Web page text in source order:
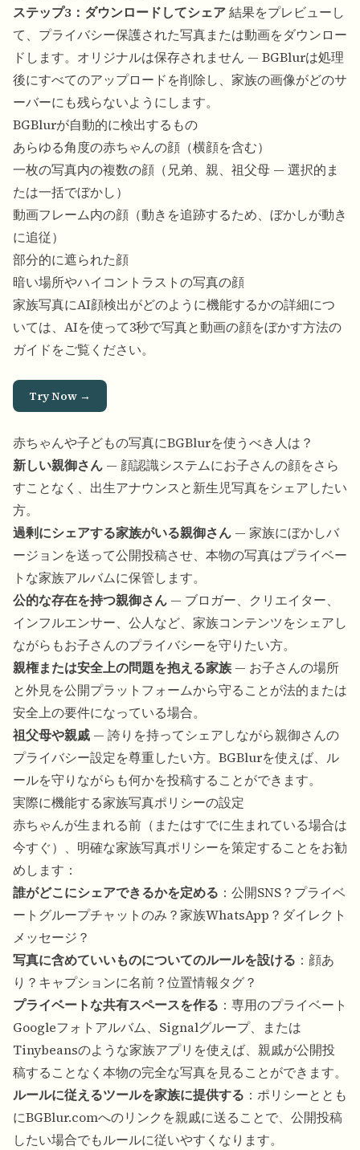
ステップ3：ダウンロードしてシェア結果をプレビューし
て、プライバシー保護された写真または動画をダウンロー
ドします。オリジナルは保存されません — BGBlurは処理
後にすべてのアップロードを削除し、家族の画像がどのサ
ーバーにも残らないようにします。
BGBlurが自動的に検出するもの
あらゆる角度の赤ちゃんの顔（横顔を含む）
一枚の写真内の複数の顔（兄弟、親、祖父母 — 選択的ま
たは一括でぼかし）
動画フレーム内の顔（動きを追跡するため、ぼかしが動き
に追従）
部分的に遮られた顔
暗い場所やハイコントラストの写真の顔
家族写真にAI顔検出がどのように機能するかの詳細につ
いては、 AIを使って3秒で写真と動画の顔をぼかす方法の
ガイドをご覧ください。
Try Now →
赤ちゃんや子どもの写真にBGBlurを使うべき人は？
新しい親御さん — 顔認識システムにお子さんの顔をさら
すことなく、出生アナウンスと新生児写真をシェアしたい
方。
過剰にシェアする家族がいる親御さん — 家族にぼかしバ
ージョンを送って公開投稿させ、本物の写真はプライベー
トな家族アルバムに保管します。
公的な存在を持つ親御さん — ブロガー、クリエイター、
インフルエンサー、公人など、家族コンテンツをシェアし
ながらもお子さんのプライバシーを守りたい方。
親権または安全上の問題を抱える家族 — お子さんの場所
と外見を公開プラットフォームから守ることが法的または
安全上の要件になっている場合。
祖父母や親戚 — 誇りを持ってシェアしながら親御さんの
プライバシー設定を尊重したい方。BGBlurを使えば、ル
ールを守りながらも何かを投稿することができます。
実際に機能する家族写真ポリシーの設定
赤ちゃんが生まれる前（またはすでに生まれている場合は
今すぐ）、明確な家族写真ポリシーを策定することをお勧
めします：
誰がどこにシェアできるかを定める ：公開SNS？プライベ
ートグループチャットのみ？家族WhatsApp？ダイレクト
メッセージ？
写真に含めていいものについてのルールを設ける ：顔あ
り？キャプションに名前？位置情報タグ？
プライベートな共有スペースを作る ：専用のプライベート
Googleフォトアルバム、Signalグループ、または
Tinybeansのような家族アプリを使えば、親戚が公開投
稿することなく本物の完全な写真を見ることができます。
ルールに従えるツールを家族に提供する ：ポリシーととも
にBGBlur.comへのリンクを親戚に送ることで、公開投稿
したい場合でもルールに従いやすくなります。